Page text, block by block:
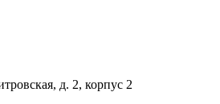
д. 2, корпус 2